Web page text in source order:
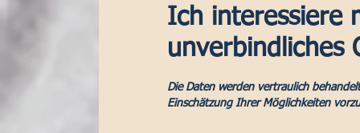
Ich interessiere
Die Daten werden vertraulich
Einschätzung Ihrer Möglichkeiten